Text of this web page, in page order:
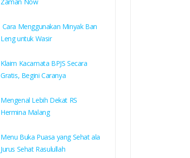
Cara Menggunakan Minyak Ban
Leng untuk Wasir
Klaim Kacamata BPJS Secara
Gratis, Begini Caranya
Mengenal Lebih Dekat RS
Hermina Malang
Menu Buka Puasa yang Sehat ala
Jurus Sehat Rasulullah